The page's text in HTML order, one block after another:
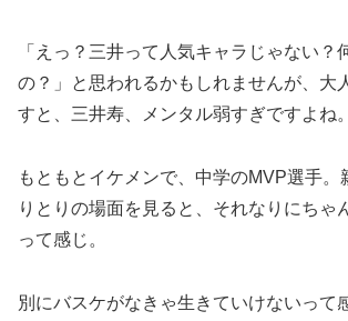
「えっ？三井って人気キャラじゃない？
の？」と思われるかもしれませんが、大
すと、三井寿、メンタル弱すぎですよね。
もともとイケメンで、中学のMVP選手。
りとりの場面を見ると、それなりにちゃ
って感じ。
別にバスケがなきゃ生きていけないって